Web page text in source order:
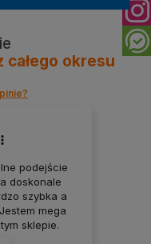
całego okresu
podejście
doskonale
szybka a
mega
sklepie.